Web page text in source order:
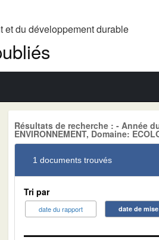
et du développement durable
Résultats de recherche : - Année
ENVIRONNEMENT, Domaine:
1 documents trouvés
Tri par
date du rapport date de